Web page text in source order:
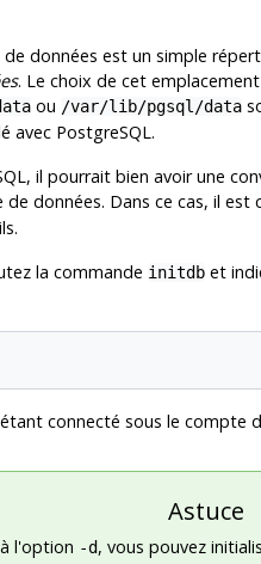
données est un simple
. Le choix de cet
ou /var/lib/pgsql/data
avec PostgreSQL.
, il pourrait bien avoir une
données. Dans ce cas, il
la commande initdb et
connecté sous le compte
Astuce
l'option -d, vous pouvez